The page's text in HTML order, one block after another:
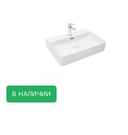
В НАЛИЧИИ